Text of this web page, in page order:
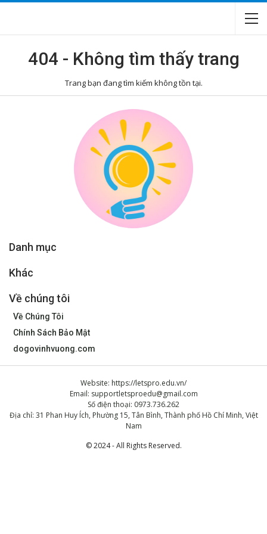
404 - Không tìm thấy trang
Trang bạn đang tìm kiếm không tồn tại.
Danh mục
Khác
Về chúng tôi
Về Chúng Tôi
Chính Sách Bảo Mật
dogovinhvuong.com
Website: https://letspro.edu.vn/
Email: supportletsproedu@gmail.com
Số điện thoại: 0973.736.262
Địa chỉ: 31 Phan Huy Ích, Phường 15, Tân Bình, Thành phố Hồ Chí Minh, Việt
Nam
© 2024 - All Rights Reserved.